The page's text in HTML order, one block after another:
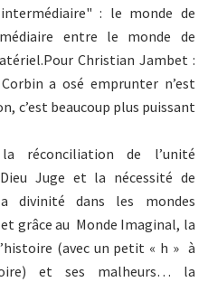
: le monde de
entre le monde de
Pour Christian Jambet :
a osé emprunter n’est
c’est beaucoup plus puissant
réconciliation de l’unité
Juge et la nécessité de
divinité dans les mondes
grâce au Monde Imaginal, la
(avec un petit « h » à
et ses malheurs… la